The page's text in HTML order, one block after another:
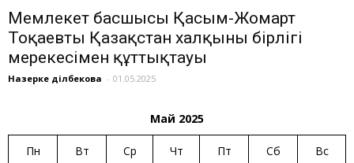
Мемлекет басшысы Қасым-Жомарт
Тоқаевтың Қазақстан халқының бірлігі
мерекесімен құттықтауы
Назерке Әділбекова - 01.05.2025
Май 2025
Пн Вт Ср Чт Пт Сб Вс